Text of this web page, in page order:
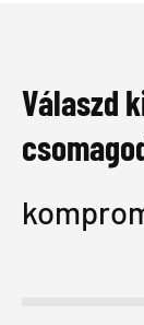
Válaszd